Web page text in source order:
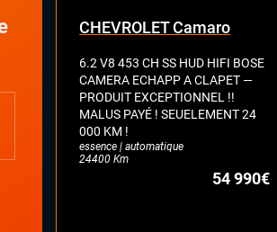
CHEVROLET Camaro
6.2 V8 453 CH SS HUD HIFI BOSE
CAMERA ECHAPP A CLAPET —
PRODUIT EXCEPTIONNEL !!
MALUS PAYÉ ! SEUELEMENT 24
000 KM !
essence | automatique
24400 Km
54 990€